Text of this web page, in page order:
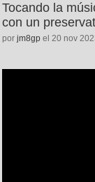
Tocando la
con un
por jm8gp el 20 nov